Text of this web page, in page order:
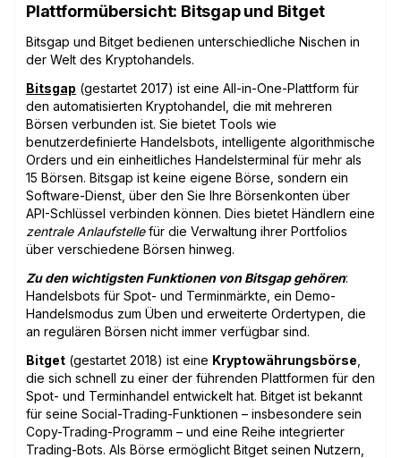
Plattformübersicht: Bitsgap und Bitget
Bitsgap und Bitget bedienen unterschiedliche Nischen in
der Welt des Kryptohandels.
Bitsgap (gestartet 2017) ist eine All-in-One-Plattform für
den automatisierten Kryptohandel, die mit mehreren
Börsen verbunden ist. Sie bietet Tools wie
benutzerdefinierte Handelsbots, intelligente algorithmische
Orders und ein einheitliches Handelsterminal für mehr als
15 Börsen. Bitsgap ist keine eigene Börse, sondern ein
Software-Dienst, über den Sie Ihre Börsenkonten über
API-Schlüssel verbinden können. Dies bietet Händlern eine
zentrale Anlaufstellefür die Verwaltung ihrer Portfolios
über verschiedene Börsen hinweg.
Zu den wichtigsten Funktionen von Bitsgap gehören:
Handelsbots für Spot- und Terminmärkte, ein Demo-
Handelsmodus zum Üben und erweiterte Ordertypen, die
an regulären Börsen nicht immer verfügbar sind.
Bitget (gestartet 2018) ist eine Kryptowährungsbörse
die sich schnell zu einer der führenden Plattformen für den
Spot- und Terminhandel entwickelt hat. Bitget ist bekannt
für seine Social-Trading-Funktionen – insbesondere sein
Copy-Trading-Programm – und eine Reihe integrierter
Trading-Bots. Als Börse ermöglicht Bitget seinen Nutzern,